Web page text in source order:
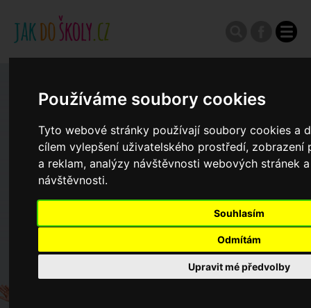
Používáme soubory cookies
Tyto webové stránky používají soubory cookies a
cílem vylepšení uživatelského prostředí, zobrazení
a reklam, analýzy návštěvnosti webových stránek
návštěvnosti.
Souhlasím
Odmítám
Upravit mé předvolby
Zápisy do ZŠ 2026/27
Výroční zprávy
Spádové oblasti ZŠ
Koncepce školství
Dny otevřených dveří ZŠ